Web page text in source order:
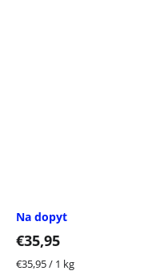
Na dopyt
€35,95
Jednotková
€35,95 / 1 kg